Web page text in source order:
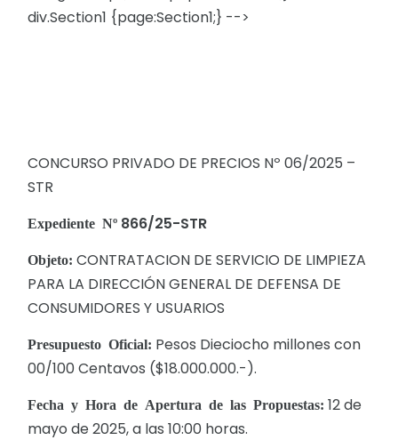
div.Section1 {page:Section1;} -->
CONCURSO PRIVADO DE PRECIOS Nº 06/2025 –
STR
Expediente Nº 866/25-STR
Objeto: CONTRATACION DE SERVICIO DE LIMPIEZA
PARA LA DIRECCIÓN GENERAL DE DEFENSA DE
CONSUMIDORES Y USUARIOS
Presupuesto Oficial: Pesos Dieciocho millones con
00/100 Centavos ($18.000.000.-).
Fecha y Hora de Apertura de las Propuestas: 12 de
mayo de 2025, a las 10:00 horas.